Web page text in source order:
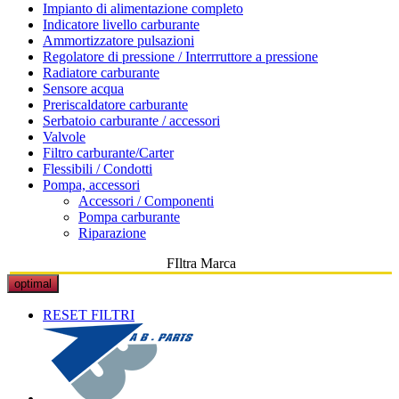
Impianto di alimentazione completo
Indicatore livello carburante
Ammortizzatore pulsazioni
Regolatore di pressione / Interrruttore a pressione
Radiatore carburante
Sensore acqua
Preriscaldatore carburante
Serbatoio carburante / accessori
Valvole
Filtro carburante/Carter
Flessibili / Condotti
Pompa, accessori
Accessori / Componenti
Pompa carburante
Riparazione
FIltra Marca
optimal
RESET FILTRI